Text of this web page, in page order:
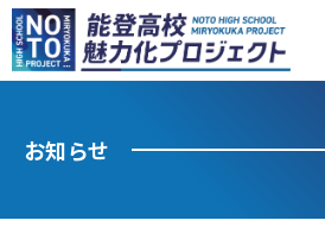
お知らせ